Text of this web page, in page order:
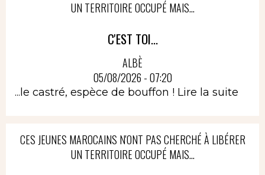
UN TERRITOIRE OCCUPÉ MAIS...
C'EST TOI...
ALBÈ
05/08/2026 - 07:20
...le castré, espèce de bouffon ! Lire la suite
CES JEUNES MAROCAINS N'ONT PAS CHERCHÉ À LIBÉRER
UN TERRITOIRE OCCUPÉ MAIS...